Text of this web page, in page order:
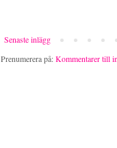
Senaste inlägg
Prenumerera på:Kommentarer till